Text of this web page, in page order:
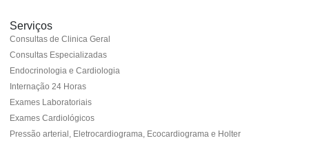
Serviços
Consultas de Clinica Geral
Consultas Especializadas
Endocrinologia e Cardiologia
Internação 24 Horas
Exames Laboratoriais
Exames Cardiológicos
Pressão arterial, Eletrocardiograma, Ecocardiograma e Holter